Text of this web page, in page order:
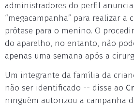
administradores do perfil
“megacampanha” para realizar a
prótese para o menino. O
do aparelho, no entanto, não
apenas uma semana após a
Um integrante da família da
não ser identificado -- disse ao
ninguém autorizou a campanha